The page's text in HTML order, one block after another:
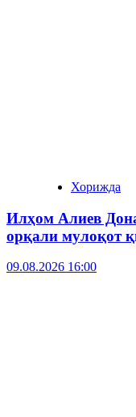
Хорижда
Илҳом Алиев
орқали мулоқот
09.08.2026 16:00